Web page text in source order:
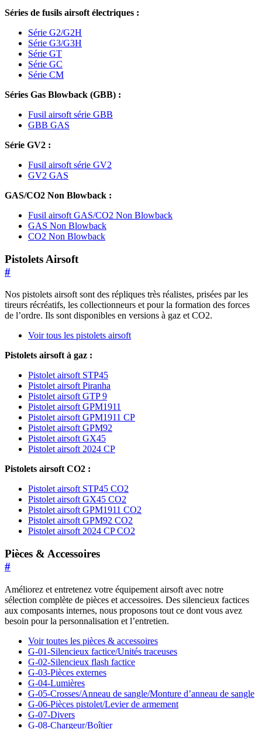
Séries de fusils airsoft électriques :
Série G2/G2H
Série G3/G3H
Série GT
Série GC
Série CM
Séries Gas Blowback (GBB) :
Fusil airsoft série GBB
GBB GAS
Série GV2 :
Fusil airsoft série GV2
GV2 GAS
GAS/CO2 Non Blowback :
Fusil airsoft GAS/CO2 Non Blowback
GAS Non Blowback
CO2 Non Blowback
Pistolets Airsoft
#
Nos pistolets airsoft sont des répliques très réalistes, prisées par les
tireurs récréatifs, les collectionneurs et pour la formation des forces
de l’ordre. Ils sont disponibles en versions à gaz et CO2.
Voir tous les pistolets airsoft
Pistolets airsoft à gaz :
Pistolet airsoft STP45
Pistolet airsoft Piranha
Pistolet airsoft GTP 9
Pistolet airsoft GPM1911
Pistolet airsoft GPM1911 CP
Pistolet airsoft GPM92
Pistolet airsoft GX45
Pistolet airsoft 2024 CP
Pistolets airsoft CO2 :
Pistolet airsoft STP45 CO2
Pistolet airsoft GX45 CO2
Pistolet airsoft GPM1911 CO2
Pistolet airsoft GPM92 CO2
Pistolet airsoft 2024 CP CO2
Pièces & Accessoires
#
Améliorez et entretenez votre équipement airsoft avec notre
sélection complète de pièces et accessoires. Des silencieux factices
aux composants internes, nous proposons tout ce dont vous avez
besoin pour la personnalisation et l’entretien.
Voir toutes les pièces & accessoires
G-01-Silencieux factice/Unités traceuses
G-02-Silencieux flash factice
G-03-Pièces externes
G-04-Lumières
G-05-Crosses/Anneau de sangle/Monture d’anneau de sangle
G-06-Pièces pistolet/Levier de armement
G-07-Divers
G-08-Chargeur/Boîtier